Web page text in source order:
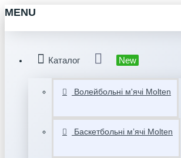
MENU
Каталог New
Волейбольні м'ячі Molten
Баскетбольні мʼячі Molten